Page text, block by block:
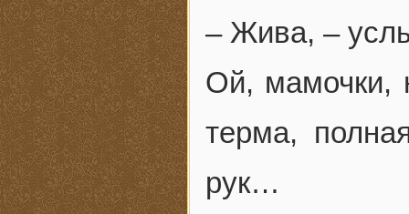
– Жива, –
Ой, мамочки,
терма,
рук…